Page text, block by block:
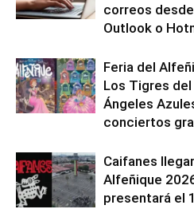
correos
Outlook o
Feria del
Los Tigres del
Ángeles
conciertos
Caifanes
Alfeñique
presentará el